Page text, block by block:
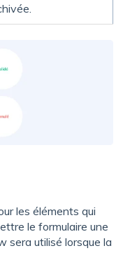
les éléments qui
le formulaire une
sera utilisé lorsque la